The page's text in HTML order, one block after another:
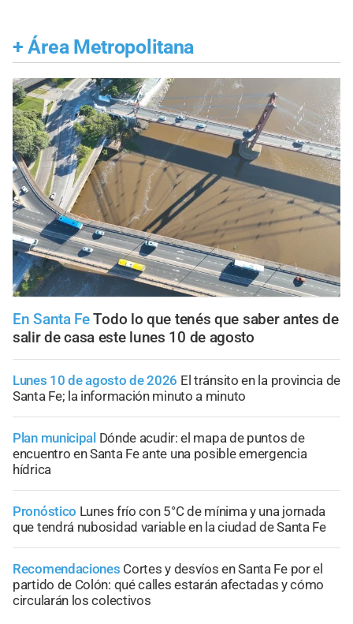
+ Área Metropolitana
En Santa FeTodo lo que tenés que saber antes de
salir de casa este lunes 10 de agosto
Lunes 10 de agosto de 2026 El tránsito en la provincia de
Santa Fe; la información minuto a minuto
Plan municipal Dónde acudir: el mapa de puntos de
encuentro en Santa Fe ante una posible emergencia
hídrica
Pronóstico Lunes frío con 5°C de mínima y una jornada
que tendrá nubosidad variable en la ciudad de Santa Fe
Recomendaciones Cortes y desvíos en Santa Fe por el
partido de Colón: qué calles estarán afectadas y cómo
circularán los colectivos